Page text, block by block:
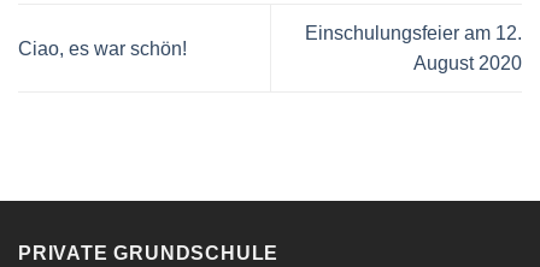
Ciao, es war schön!
Einschulungsfeier am 12.
August 2020
PRIVATE GRUNDSCHULE